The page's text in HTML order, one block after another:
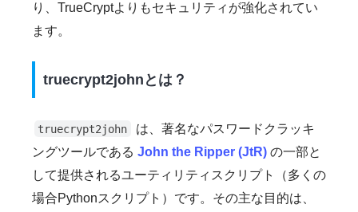
り、TrueCryptよりもセキュリティが強化されてい
ます。
truecrypt2johnとは？
truecrypt2john
は、著名なパスワードクラッキ
ングツールである John the Ripper (JtR) の一部と
して提供されるユーティリティスクリプト（多くの
場合Pythonスクリプト）です。その主な目的は、